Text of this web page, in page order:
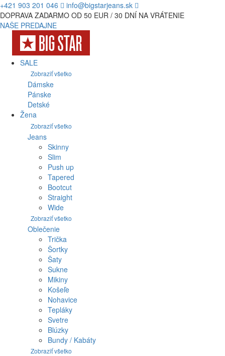
+421 903 201 046
info@bigstarjeans.sk
DOPRAVA ZADARMO OD 50 EUR / 30 DNÍ NA VRÁTENIE
NAŠE PREDAJNE
SALE
Zobraziť všetko
Dámske
Pánske
Detské
Žena
Zobraziť všetko
Jeans
Skinny
Slim
Push up
Tapered
Bootcut
Straight
Wide
Zobraziť všetko
Oblečenie
Trička
Šortky
Šaty
Sukne
Mikiny
Košeľe
Nohavice
Tepláky
Svetre
Blúzky
Bundy / Kabáty
Zobraziť všetko